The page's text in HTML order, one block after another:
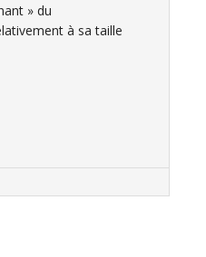
» du
à sa taille